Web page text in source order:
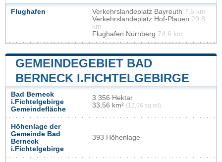
Flughafen Verkehrslandeplatz Bayreuth 7.5 km
Verkehrslandeplatz Hof-Plauen 29.8
km
Flughafen Nürnberg 74.6 km
GEMEINDEGEBIET BAD
BERNECK I.FICHTELGEBIRGE
Bad Berneck
i.Fichtelgebirge
Gemeindefläche
3 356 Hektar
33,56 km² (12,96 sq mi)
Höhenlage der
Gemeinde Bad
Berneck
i.Fichtelgebirge
393 Höhenlage